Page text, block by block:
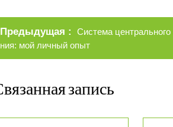
по
Предыдущая
Старые
записи
Система центрального
ния: мой личный опыт
запись